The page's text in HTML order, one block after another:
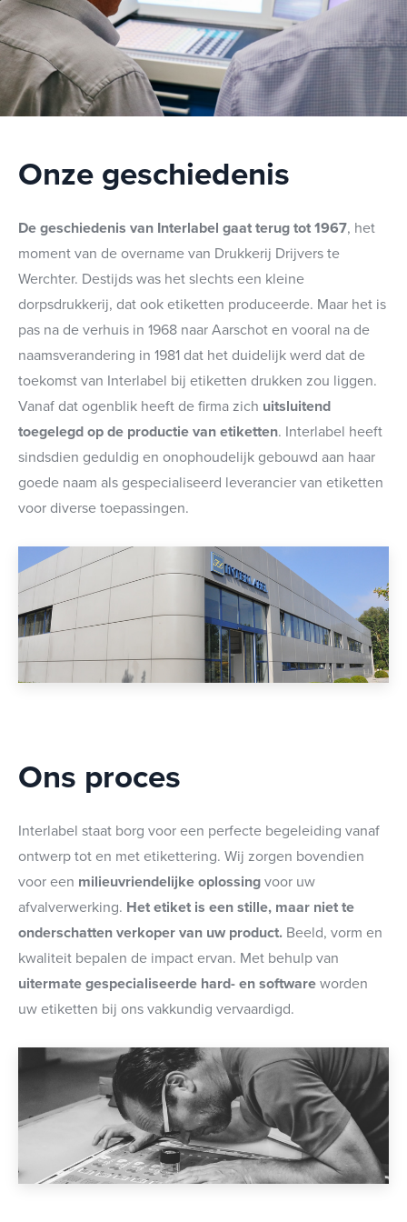
Onze geschiedenis
De geschiedenis van Interlabel gaat terug tot 1967, het
moment van de overname van Drukkerij Drijvers te
Werchter. Destijds was het slechts een kleine
dorpsdrukkerij, dat ook etiketten produceerde. Maar het is
pas na de verhuis in 1968 naar Aarschot en vooral na de
naamsverandering in 1981 dat het duidelijk werd dat de
toekomst van Interlabel bij etiketten drukken zou liggen.
Vanaf dat ogenblik heeft de firma zich uitsluitend
toegelegd op de productie van etiketten. Interlabel heeft
sindsdien geduldig en onophoudelijk gebouwd aan haar
goede naam als gespecialiseerd leverancier van etiketten
voor diverse toepassingen.
Ons proces
Interlabel staat borg voor een perfecte begeleiding vanaf
ontwerp tot en met etikettering. Wij zorgen bovendien
voor een milieuvriendelijke oplossing voor uw
afvalverwerking. Het etiket is een stille, maar niet te
onderschatten verkoper van uw product. Beeld, vorm en
kwaliteit bepalen de impact ervan. Met behulp van
uitermate gespecialiseerde hard- en software worden
uw etiketten bij ons vakkundig vervaardigd.